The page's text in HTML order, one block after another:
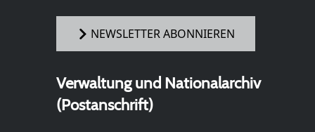
NEWSLETTER ABONNIEREN
Verwaltung und Nationalarchiv
(Postanschrift)